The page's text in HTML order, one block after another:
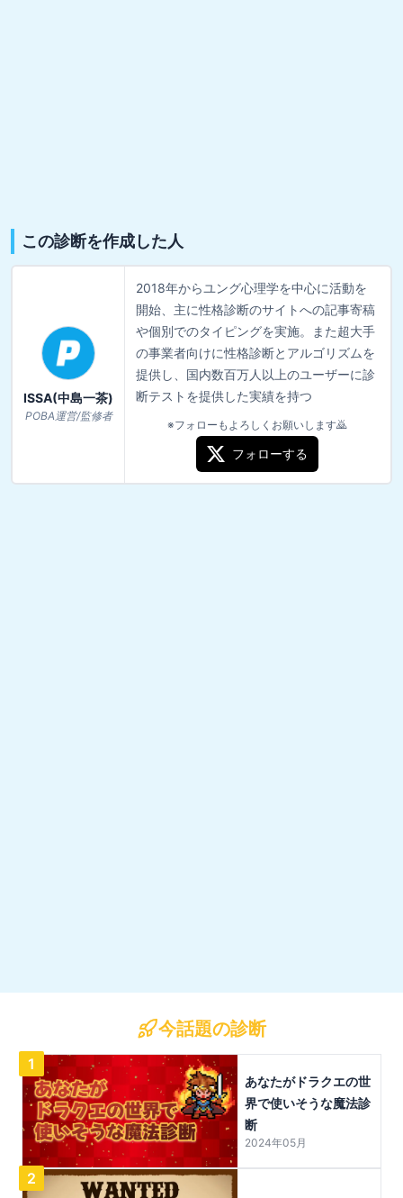
この診断を作成した人
ISSA(中島一茶)
POBA運営/監修者
2018年からユング心理学を中心に活動を
開始、主に性格診断のサイトへの記事寄稿
や個別でのタイピングを実施。また超大手
の事業者向けに性格診断とアルゴリズムを
提供し、国内数百万人以上のユーザーに診
断テストを提供した実績を持つ
※フォローもよろしくお願いします🙇
フォローする
今話題の診断
1
あなたがドラクエの世
界で使いそうな魔法診
断
2024年05月
2